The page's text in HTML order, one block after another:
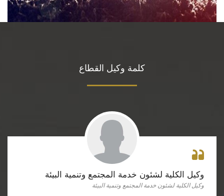
كلمة وكيل القطاع
وكيل الكلية لشئون خدمة المجتمع وتنمية البيئة
وكيل الكلية لشئون خدمة المجتمع وتنمية البيئة